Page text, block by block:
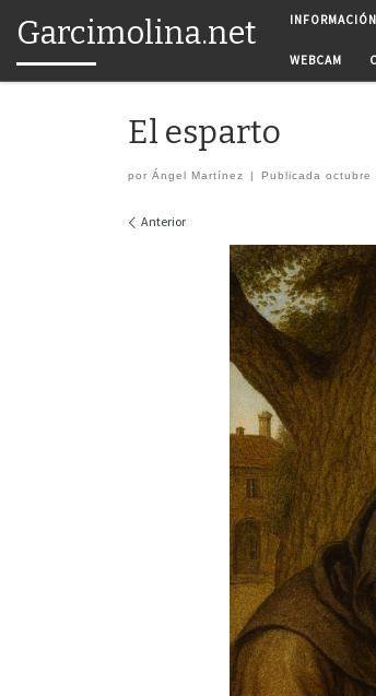
Saltar al contenido
Garcimolina.net INFORMACIÓN
WEBCAM
El esparto
por Ángel Martínez | Publicadaoctubre
Navegación de
Anterior